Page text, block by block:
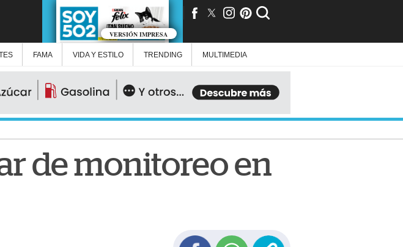
VERSIÓN IMPRESA
FAMA VIDA Y ESTILO TRENDING MULTIMEDIA
de monitoreo en